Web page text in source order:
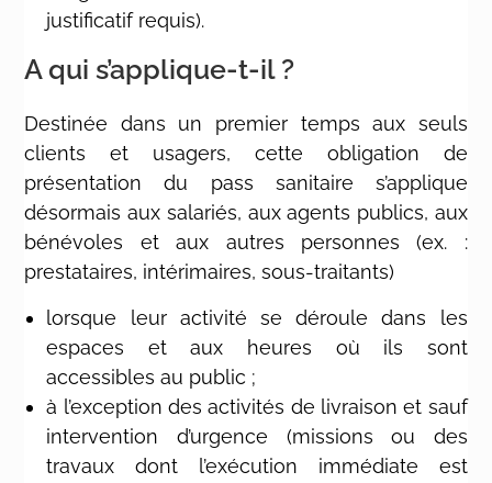
justificatif requis).
A qui s’applique-t-il ?
Destinée dans un premier temps aux seuls
clients et usagers, cette obligation de
présentation du pass sanitaire s’applique
désormais aux salariés, aux agents publics, aux
bénévoles et aux autres personnes (ex. :
prestataires, intérimaires, sous-traitants)
lorsque leur activité se déroule dans les
espaces et aux heures où ils sont
accessibles au public ;
à l’exception des activités de livraison et sauf
intervention d’urgence (missions ou des
travaux dont l’exécution immédiate est